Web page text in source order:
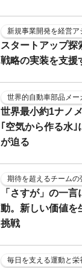
新規事業開発を経営ア
スタートアップ
戦略の実装を支援
世界的自動車部品メー
世界最小約1ナノ
｢空気から作る水
が迫る
期待を超えるチームの
「さすが」の一
動。新しい価値を
挑戦
毎日を支える運動と栄